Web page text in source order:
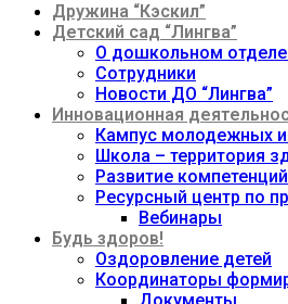
Дружина “Кэскил”
Детский сад “Лингва”
О дошкольном
Сотрудники
Новости ДО “Лингва”
Инновационная
Кампус молодежных
Школа – территория
Развитие
Ресурсный центр по
Вебинары
Будь здоров!
Оздоровление детей
Координаторы